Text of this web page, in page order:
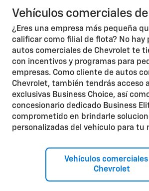
Vehículos comerciales
¿Eres una empresa más pequeña
calificar como filial de flota? No hay
autos comerciales de Chevrolet te
con incentivos y programas para
empresas. Como cliente de autos
Chevrolet, también tendrás acceso
exclusivas Business Choice, así
concesionario dedicado Business
comprometido en brindarle
personalizadas del vehículo para tu
Vehículos
Chevrolet